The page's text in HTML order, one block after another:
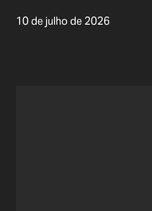
10 de julho de 2026